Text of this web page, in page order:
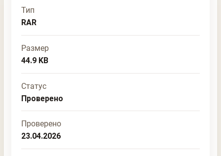
Тип
RAR
Размер
44.9 KB
Статус
Проверено
Проверено
23.04.2026